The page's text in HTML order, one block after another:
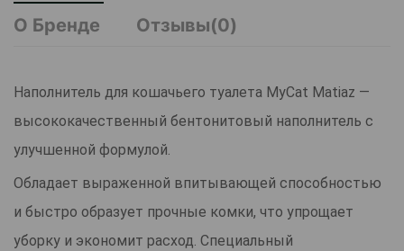
О Бренде
Отзывы(0)
Наполнитель для кошачьего туалета MyCat Matiaz —
высококачественный бентонитовый наполнитель с
улучшенной формулой.
Обладает выраженной впитывающей способностью
и быстро образует прочные комки, что упрощает
уборку и экономит расход. Специальный